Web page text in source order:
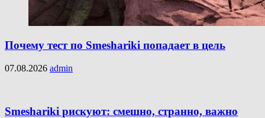
Почему тест по Smeshariki попадает в цель
07.08.2026 admin
Smeshariki рискуют: смешно, странно, важно